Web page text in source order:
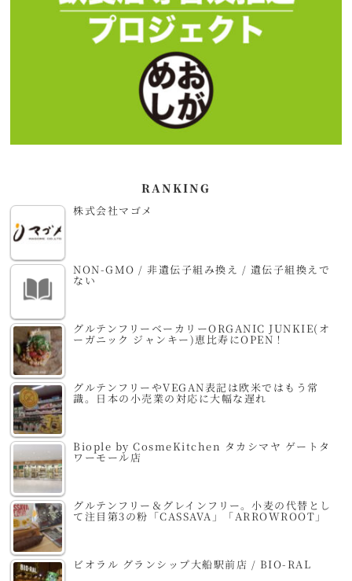
RANKING
株式会社マゴメ
NON-GMO / 非遺伝子組み換え / 遺伝子組換えで
ない
グルテンフリーベーカリーORGANIC JUNKIE(オ
ーガニック ジャンキー)恵比寿にOPEN！
グルテンフリーやVEGAN表記は欧米ではもう常
識。日本の小売業の対応に大幅な遅れ
Biople by CosmeKitchen タカシマヤ ゲートタ
ワーモール店
グルテンフリー＆グレインフリー。小麦の代替とし
て注目第3の粉「CASSAVA」「ARROWROOT」
ビオラル グランシップ大船駅前店 / BIO-RAL